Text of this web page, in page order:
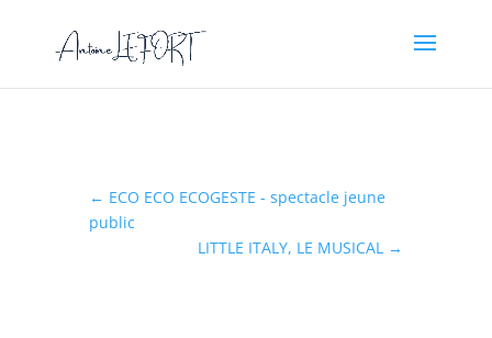
← ECO ECO ECOGESTE - spectacle jeune
public
LITTLE ITALY, LE MUSICAL →